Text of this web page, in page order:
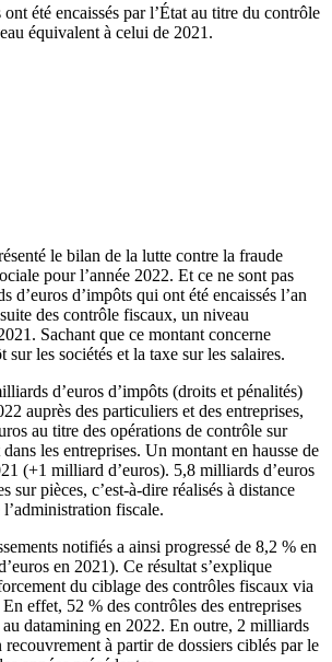
été encaissés par l’État au titre du contrôle
équivalent à celui de 2021.
le bilan de la lutte contre la fraude
pour l’année 2022. Et ce ne sont pas
d’euros d’impôts qui ont été encaissés l’an
des contrôle fiscaux, un niveau
Sachant que ce montant concerne
les sociétés et la taxe sur les salaires.
d’euros d’impôts (droits et pénalités)
auprès des particuliers et des entreprises,
au titre des opérations de contrôle sur
les entreprises. Un montant en hausse de
(+1 milliard d’euros). 5,8 milliards d’euros
sur pièces, c’est-à-dire réalisés à distance
fiscale.
notifiés a ainsi progressé de 8,2 % en
en 2021). Ce résultat s’explique
du ciblage des contrôles fiscaux via
effet, 52 % des contrôles des entreprises
au datamining en 2022. En outre, 2 milliards
recouvrement à partir de dossiers ciblés par le